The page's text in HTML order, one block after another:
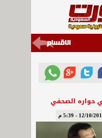
حواره الصحفي